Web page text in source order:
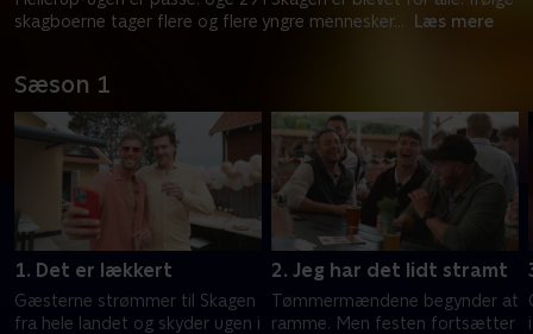
skagboerne tager flere og flere yngre mennesker... Læs mere
Sæson 1
1. Det er lækkert
Gæsterne strømmer til Skagen
fra hele landet og skyder ugen i
2. Jeg har det lidt stramt
Tømmermændene begynder at
ramme. Men festen fortsætter